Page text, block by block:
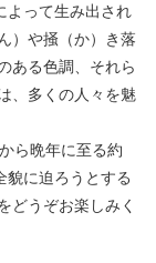
よって生み出され
）や掻（か）き落
ある色調、それら
、多くの人々を魅
ら晩年に至る約
貌に迫ろうとする
どうぞお楽しみく